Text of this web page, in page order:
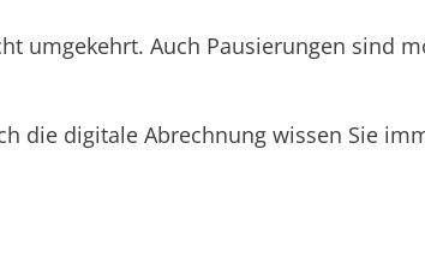
umgekehrt. Auch Pausierungen sind
die digitale Abrechnung wissen Sie